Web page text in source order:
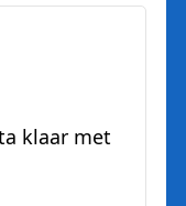
klaar met